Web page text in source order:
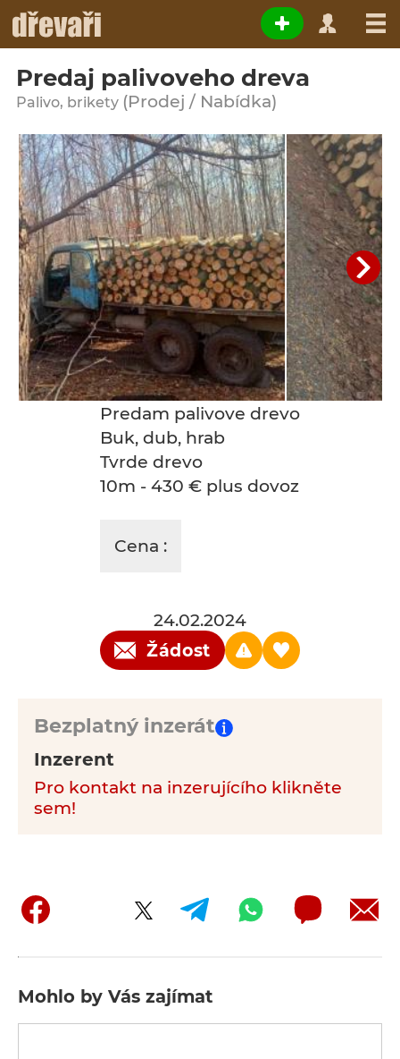
Predaj palivoveho dreva
Palivo, brikety (Prodej / Nabídka)
Predam palivove drevo
Buk, dub, hrab
Tvrde drevo
10m - 430 € plus dovoz
Cena :
24.02.2024
Žádost
Bezplatný inzerát
Inzerent
Pro kontakt na inzerujícího klikněte
sem!
Mohlo by Vás zajímat